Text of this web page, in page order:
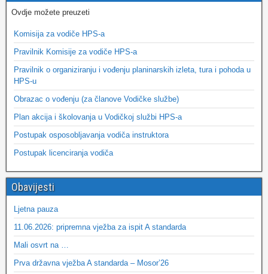
Ovdje možete preuzeti
Komisija za vodiče HPS-a
Pravilnik Komisije za vodiče HPS-a
Pravilnik o organiziranju i vođenju planinarskih izleta, tura i pohoda u
HPS-u
Obrazac o vođenju (za članove Vodičke službe)
Plan akcija i školovanja u Vodičkoj službi HPS-a
Postupak osposobljavanja vodiča instruktora
Postupak licenciranja vodiča
Obavijesti
Ljetna pauza
11.06.2026: pripremna vježba za ispit A standarda
Mali osvrt na …
Prva državna vježba A standarda – Mosor’26